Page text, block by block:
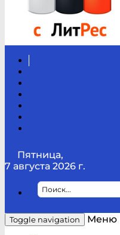
Пятница,
7 августа 2026 г.
Toggle navigation
Меню